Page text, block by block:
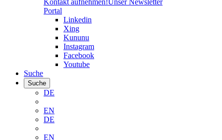
Kontakt aufnehmen!Unser Newsletter
Portal
Linkedin
Xing
Kununu
Instagram
Facebook
Youtube
Suche
Suche
DE
EN
DE
EN